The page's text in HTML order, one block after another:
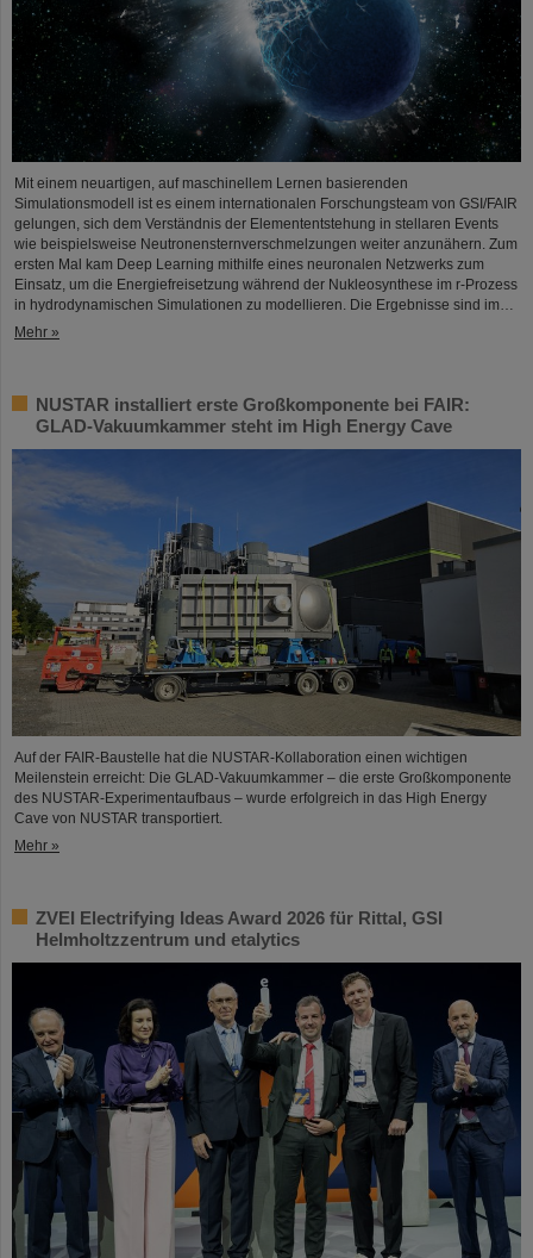
Mit einem neuartigen, auf maschinellem Lernen basierenden
Simulationsmodell ist es einem internationalen Forschungsteam von GSI/FAIR
gelungen, sich dem Verständnis der Elemententstehung in stellaren Events
wie beispielsweise Neutronensternverschmelzungen weiter anzunähern. Zum
ersten Mal kam Deep Learning mithilfe eines neuronalen Netzwerks zum
Einsatz, um die Energiefreisetzung während der Nukleosynthese im r-Prozess
in hydrodynamischen Simulationen zu modellieren. Die Ergebnisse sind im…
Mehr »
NUSTAR installiert erste Großkomponente bei FAIR:
GLAD-Vakuumkammer steht im High Energy Cave
Auf der FAIR-Baustelle hat die NUSTAR-Kollaboration einen wichtigen
Meilenstein erreicht: Die GLAD-Vakuumkammer – die erste Großkomponente
des NUSTAR-Experimentaufbaus – wurde erfolgreich in das High Energy
Cave von NUSTAR transportiert.
Mehr »
ZVEI Electrifying Ideas Award 2026 für Rittal, GSI
Helmholtzzentrum und etalytics